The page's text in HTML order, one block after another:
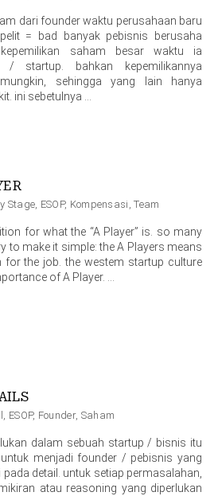
dari founder waktu perusahaan baru
= bad banyak pebisnis berusaha
saham besar waktu ia
/ startup. bahkan kepemilikannya
sehingga yang lain hanya
ini sebetulnya …
Stage, ESOP, Kompensasi ,Team
for what the “A Player” is. so many
to make it simple: the A Players means
for the job. the westem startup culture
of A Player. …
, ESOP, Founder, Saham
dalam sebuah startup / bisnis itu
menjadi founder / pebisnis yang
detail. untuk setiap permasalahan,
atau reasoning yang diperlukan